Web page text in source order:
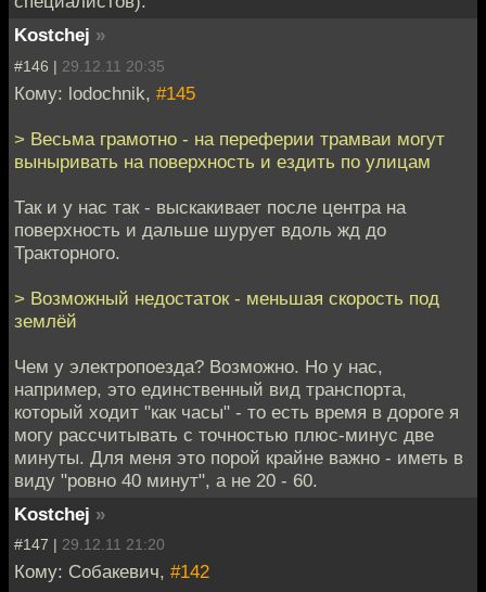
Kostchej »
#146 | 29.12.11 20:35
Кому: lodochnik, #145
> Весьма грамотно - на переферии трамваи могут
выныривать на поверхность и ездить по улицам
Так и у нас так - выскакивает после центра на
поверхность и дальше шурует вдоль жд до
Тракторного.
> Возможный недостаток - меньшая скорость под
землёй
Чем у электропоезда? Возможно. Но у нас,
например, это единственный вид транспорта,
который ходит "как часы" - то есть время в дороге я
могу рассчитывать с точностью плюс-минус две
минуты. Для меня это порой крайне важно - иметь в
виду "ровно 40 минут", а не 20 - 60.
Kostchej »
#147 | 29.12.11 21:20
Кому: Собакевич, #142